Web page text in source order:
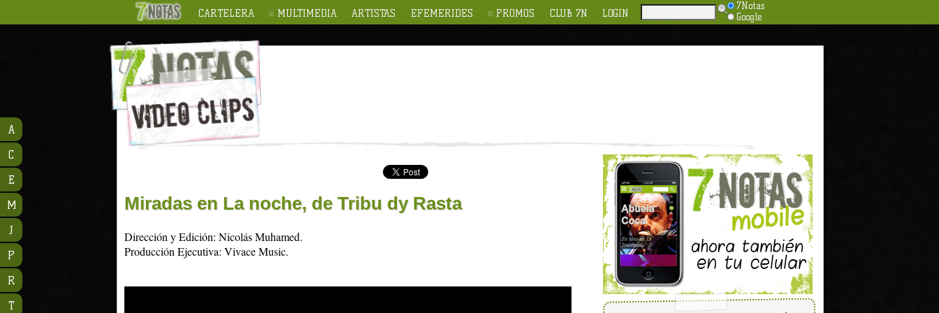
CARTELERA MULTIMEDIA ARTISTAS EFEMERIDES PROMOS CLUB 7N LOGIN
7Notas
Google
Miradas en La noche, de Tribu dy Rasta
Dirección y Edición: Nicolás Muhamed.
Producción Ejecutiva: Vivace Music.
A
C
E
M
J
P
R
T